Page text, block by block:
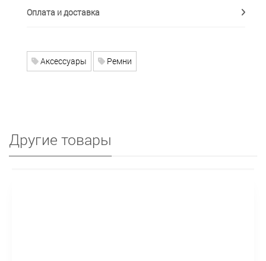
Оплата и доставка
Аксессуары Ремни
Другие товары